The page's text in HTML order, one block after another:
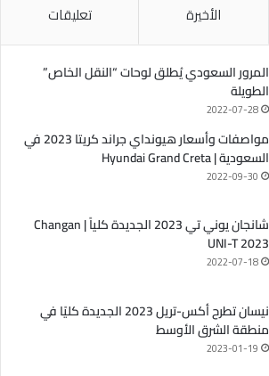
الأخيرة تعليقات
المرور السعودي يُطلق لوحات “النقل الخاص”
الطويلة
2022-07-28
مواصفات وأسعار هيونداي جراند كريتا 2023 في
السعودية | Hyundai Grand Creta
2022-09-30
شانجان يوني تي 2023 الجديدة كلياً | Changan
UNI-T 2023
2022-07-18
نيسان تطرح أكس-تريل 2023 الجديدة كليًا في
منطقة الشرق الأوسط
2023-01-19